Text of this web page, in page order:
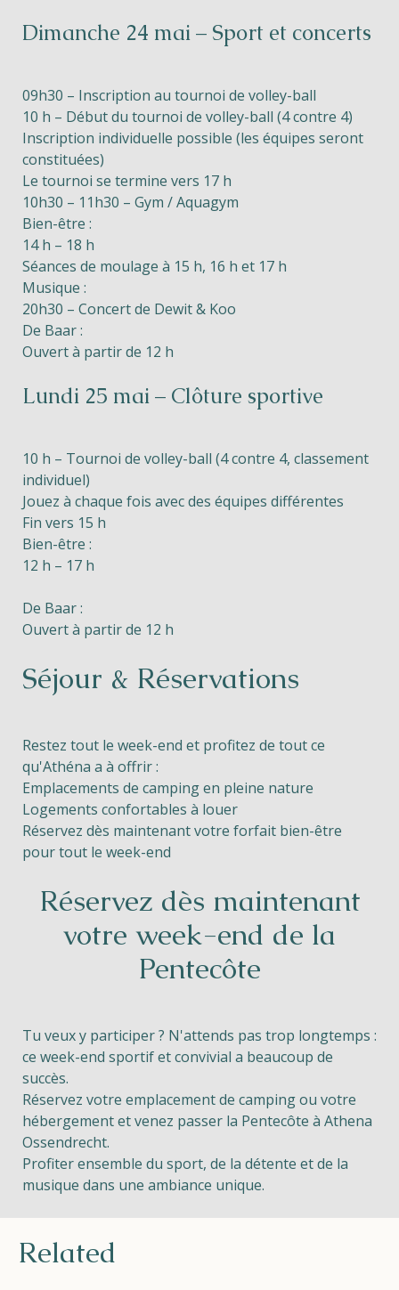
Dimanche 24 mai – Sport et concerts
09h30 – Inscription au tournoi de volley-ball
10 h – Début du tournoi de volley-ball (4 contre 4)
Inscription individuelle possible (les équipes seront
constituées)
Le tournoi se termine vers 17 h
10h30 – 11h30 – Gym / Aquagym
Bien-être :
14 h – 18 h
Séances de moulage à 15 h, 16 h et 17 h
Musique :
20h30 – Concert de Dewit & Koo
De Baar :
Ouvert à partir de 12 h
Lundi 25 mai – Clôture sportive
10 h – Tournoi de volley-ball (4 contre 4, classement
individuel)
Jouez à chaque fois avec des équipes différentes
Fin vers 15 h
Bien-être :
12 h – 17 h
De Baar :
Ouvert à partir de 12 h
Séjour & Réservations
Restez tout le week-end et profitez de tout ce
qu'Athéna a à offrir :
Emplacements de camping en pleine nature
Logements confortables à louer
Réservez dès maintenant votre forfait bien-être
pour tout le week-end
Réservez dès maintenant
votre week-end de la
Pentecôte
Tu veux y participer ? N'attends pas trop longtemps :
ce week-end sportif et convivial a beaucoup de
succès.
Réservez votre emplacement de camping ou votre
hébergement et venez passer la Pentecôte à Athena
Ossendrecht.
Profiter ensemble du sport, de la détente et de la
musique dans une ambiance unique.
Related